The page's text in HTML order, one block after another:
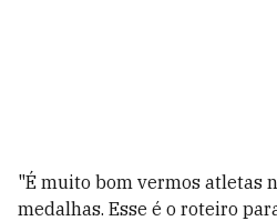
"É muito bom vermos atletas
medalhas. Esse é o roteiro